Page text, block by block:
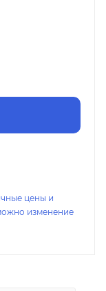
цены и
изменение